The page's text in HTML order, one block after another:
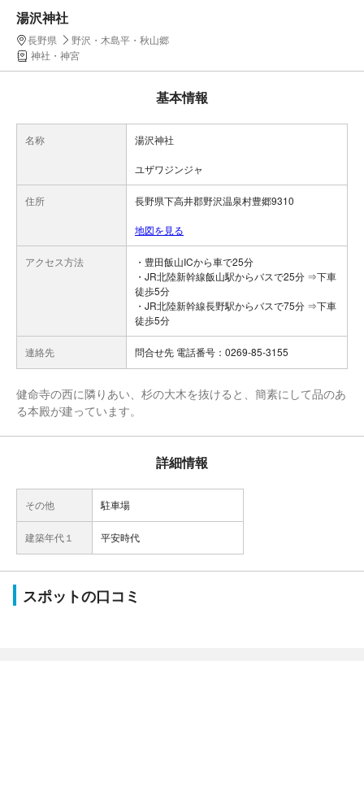
湯沢神社
長野県
野沢・木島平・秋山郷
神社・神宮
基本情報
名称 湯沢神社
ユザワジンジャ
住所 長野県下高井郡野沢温泉村豊郷9310
地図を見る
アクセス方法
・豊田飯山ICから車で25分
・JR北陸新幹線飯山駅からバスで25分 ⇒下車
徒歩5分
・JR北陸新幹線長野駅からバスで75分 ⇒下車
徒歩5分
連絡先 問合せ先 電話番号：0269-85-3155
健命寺の西に隣りあい、杉の大木を抜けると、簡素にして品のあ
る本殿が建っています。
詳細情報
その他 駐車場
建築年代１ 平安時代
スポットの口コミ